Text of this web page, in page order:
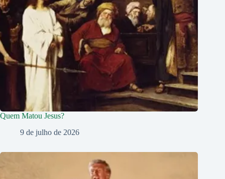
Quem Matou Jesus?
9 de julho de 2026